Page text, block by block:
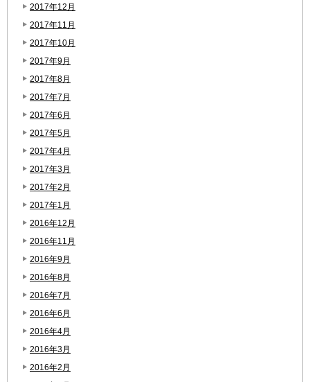
2017年12月
2017年11月
2017年10月
2017年9月
2017年8月
2017年7月
2017年6月
2017年5月
2017年4月
2017年3月
2017年2月
2017年1月
2016年12月
2016年11月
2016年9月
2016年8月
2016年7月
2016年6月
2016年4月
2016年3月
2016年2月